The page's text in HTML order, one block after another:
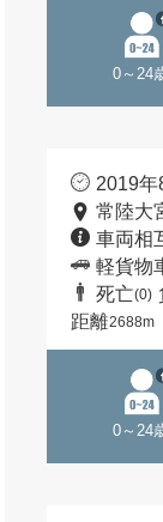
0～24
2019年
常陸大
車両相
軽貨物
死亡(0)
距離2688m
0～24